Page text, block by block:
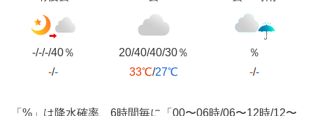
-/-/-/40％
-/-
20/40/40/30％
33℃/27℃
％
-/-
「%」は降水確率、6時間毎に「00〜06時/06〜12時/12〜